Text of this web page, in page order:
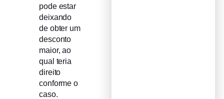
pode estar
deixando
de obter um
desconto
maior, ao
qual teria
direito
conforme o
caso.